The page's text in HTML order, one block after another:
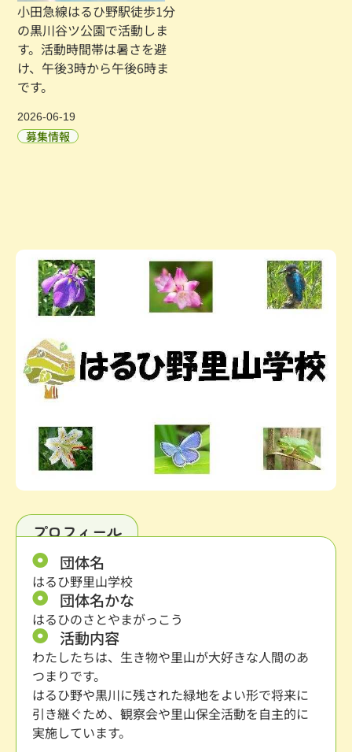
小田急線はるひ野駅徒歩1分
の黒川谷ツ公園で活動しま
す。活動時間帯は暑さを避
け、午後3時から午後6時ま
です。
2026-06-19
募集情報
プロフィール
団体名
はるひ野里山学校
団体名かな
はるひのさとやまがっこう
活動内容
わたしたちは、生き物や里山が大好きな人間のあ
つまりです。
はるひ野や黒川に残された緑地をよい形で将来に
引き継ぐため、観察会や里山保全活動を自主的に
実施しています。